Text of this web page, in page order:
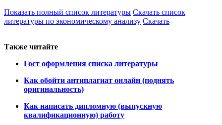
Показать полный список литературы Скачать список
литературы по экономическому анализу Скачать
Также читайте
Гост оформления списка литературы
Как обойти антиплагиат онлайн (поднять
оригинальность)
Как написать дипломную (выпускную
квалификационную) работу